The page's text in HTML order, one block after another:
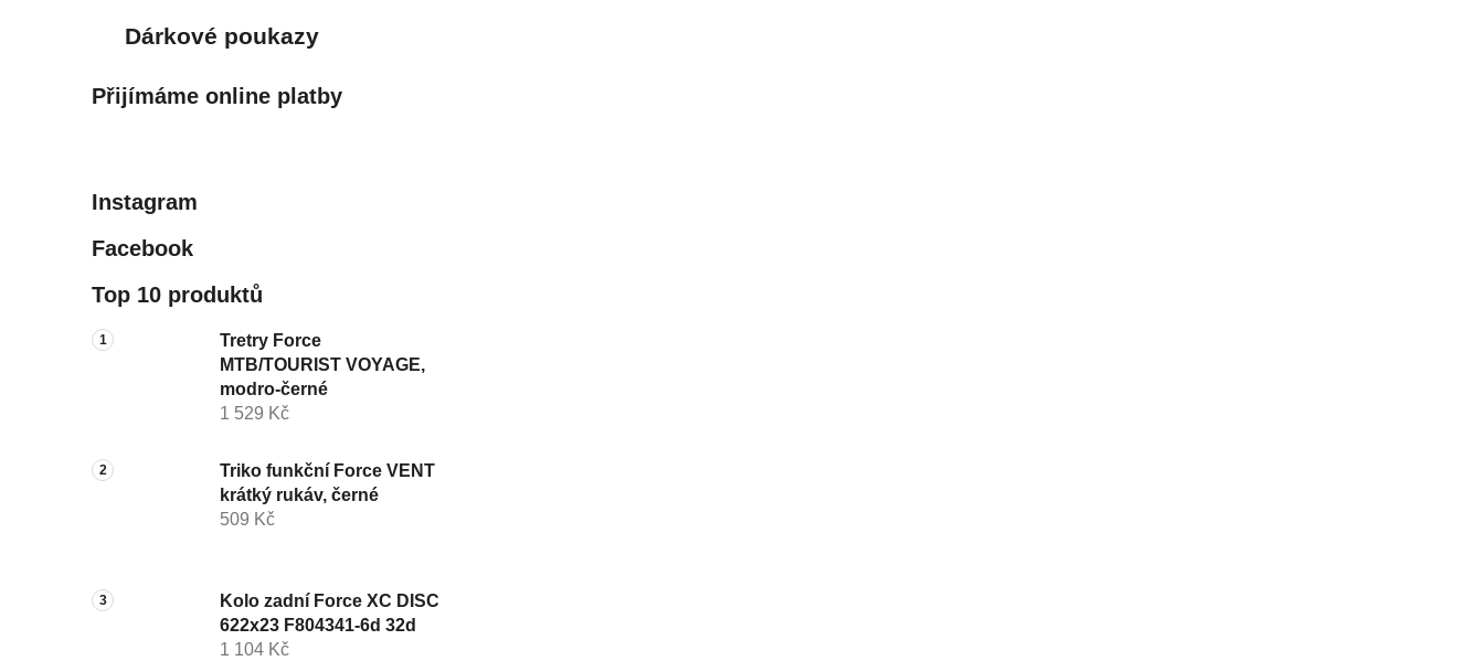
Dárkové poukazy
Přijímáme online platby
Instagram
Facebook
Top 10 produktů
Tretry Force
MTB/TOURIST VOYAGE,
modro-černé
1 529 Kč
Triko funkční Force VENT
krátký rukáv, černé
509 Kč
Kolo zadní Force XC DISC
622x23 F804341-6d 32d
1 104 Kč